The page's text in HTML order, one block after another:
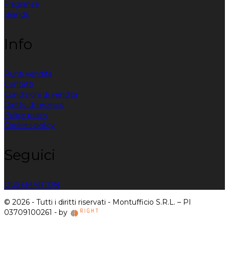
Fragranze
Brands
Info
Punti vendita
Contatti
Condizioni di vendita
Diritto di recesso
Policy policy
Cookies policy
Seguici
DUSEMARTON
© 2026 - Tutti i diritti riservati - Montufficio S.R.L. – PI
03709100261 - by